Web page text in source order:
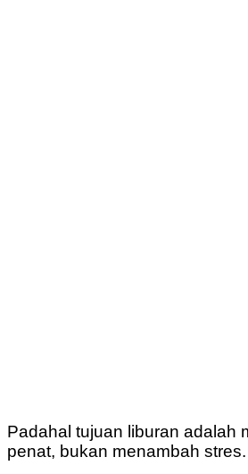
Padahal tujuan liburan adalah
penat, bukan menambah stres.